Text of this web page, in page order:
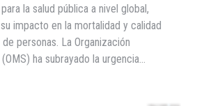
la salud pública a nivel global,
impacto en la mortalidad y calidad
personas. La Organización
ha subrayado la urgencia…